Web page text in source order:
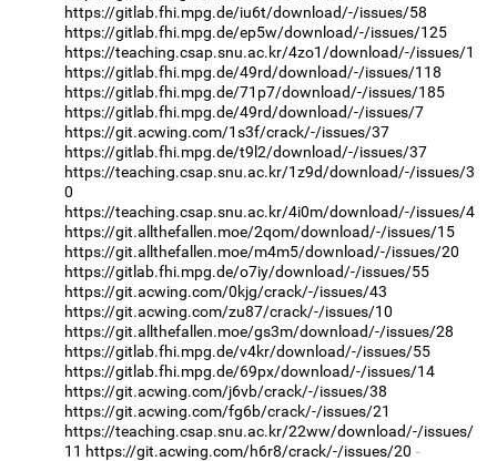
https://gitlab.fhi.mpg.de/iu6t/download/-/issues/58
https://gitlab.fhi.mpg.de/ep5w/download/-/issues/125
https://teaching.csap.snu.ac.kr/4zo1/download/-/issues/1
https://gitlab.fhi.mpg.de/49rd/download/-/issues/118
https://gitlab.fhi.mpg.de/71p7/download/-/issues/185
https://gitlab.fhi.mpg.de/49rd/download/-/issues/7
https://git.acwing.com/1s3f/crack/-/issues/37
https://gitlab.fhi.mpg.de/t9l2/download/-/issues/37
https://teaching.csap.snu.ac.kr/1z9d/download/-/issues/3
0
https://teaching.csap.snu.ac.kr/4i0m/download/-/issues/4
https://git.allthefallen.moe/2qom/download/-/issues/15
https://git.allthefallen.moe/m4m5/download/-/issues/20
https://gitlab.fhi.mpg.de/o7iy/download/-/issues/55
https://git.acwing.com/0kjg/crack/-/issues/43
https://git.acwing.com/zu87/crack/-/issues/10
https://git.allthefallen.moe/gs3m/download/-/issues/28
https://gitlab.fhi.mpg.de/v4kr/download/-/issues/55
https://gitlab.fhi.mpg.de/69px/download/-/issues/14
https://git.acwing.com/j6vb/crack/-/issues/38
https://git.acwing.com/fg6b/crack/-/issues/21
https://teaching.csap.snu.ac.kr/22ww/download/-/issues/
11 https://git.acwing.com/h6r8/crack/-/issues/20